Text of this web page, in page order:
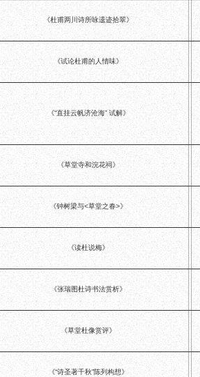
《杜甫两川诗所咏遗迹拾翠》
《试论杜甫的人情味》
《“直挂云帆济沧海” 试解》
《草堂寺和浣花祠》
《钟树梁与<草堂之春>》
《读杜说梅》
《张瑞图杜诗书法赏析》
《草堂杜像赏评》
《“诗圣著千秋”陈列构想》